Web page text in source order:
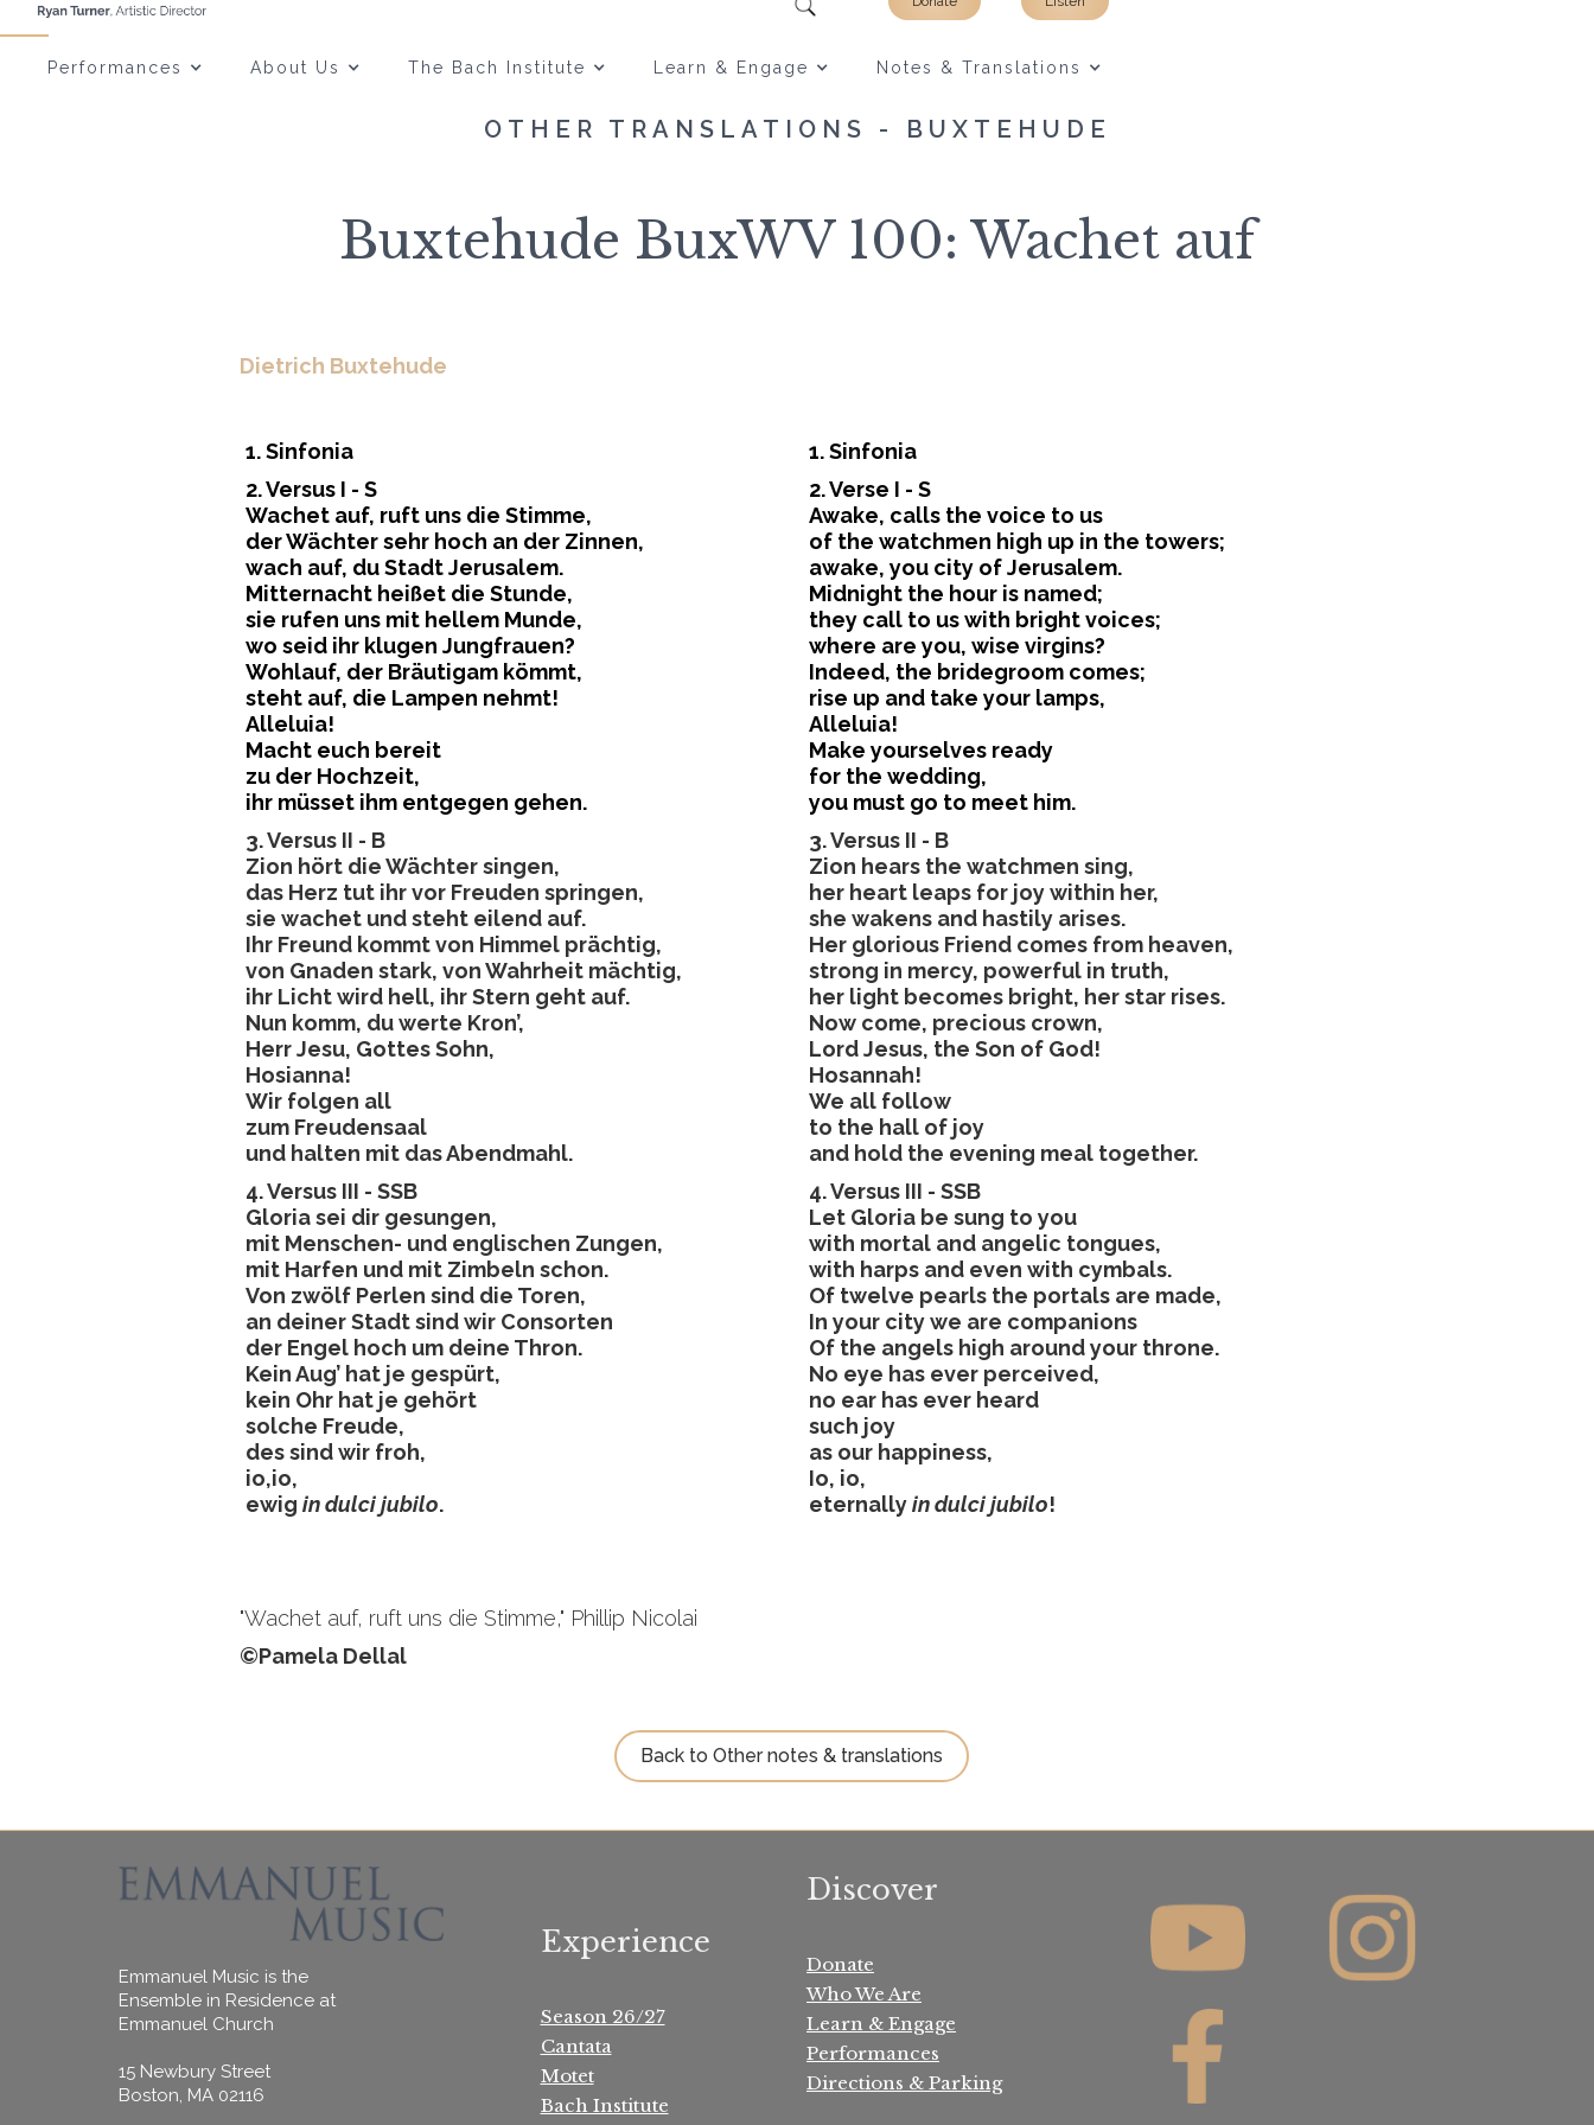
Performances About Us The Bach Institute Learn & Engage Notes & Translations
OTHER TRANSLATIONS - BUXTEHUDE
Buxtehude BuxWV 100: Wachet auf
Dietrich Buxtehude
1. Sinfonia
2. Versus I - S
Wachet auf, ruft uns die Stimme,
der Wächter sehr hoch an der Zinnen,
wach auf, du Stadt Jerusalem.
Mitternacht heißet die Stunde,
sie rufen uns mit hellem Munde,
wo seid ihr klugen Jungfrauen?
Wohlauf, der Bräutigam kömmt,
steht auf, die Lampen nehmt!
Alleluia!
Macht euch bereit
zu der Hochzeit,
ihr müsset ihm entgegen gehen.
1. Sinfonia
2. Verse I - S
Awake, calls the voice to us
of the watchmen high up in the towers;
awake, you city of Jerusalem.
Midnight the hour is named;
they call to us with bright voices;
where are you, wise virgins?
Indeed, the bridegroom comes;
rise up and take your lamps,
Alleluia!
Make yourselves ready
for the wedding,
you must go to meet him.
3. Versus II - B
Zion hört die Wächter singen,
das Herz tut ihr vor Freuden springen,
sie wachet und steht eilend auf.
Ihr Freund kommt von Himmel prächtig,
von Gnaden stark, von Wahrheit mächtig,
ihr Licht wird hell, ihr Stern geht auf.
Nun komm, du werte Kron’,
Herr Jesu, Gottes Sohn,
Hosianna!
Wir folgen all
zum Freudensaal
und halten mit das Abendmahl.
3. Versus II - B
Zion hears the watchmen sing,
her heart leaps for joy within her,
she wakens and hastily arises.
Her glorious Friend comes from heaven,
strong in mercy, powerful in truth,
her light becomes bright, her star rises.
Now come, precious crown,
Lord Jesus, the Son of God!
Hosannah!
We all follow
to the hall of joy
and hold the evening meal together.
4. Versus III - SSB
Gloria sei dir gesungen,
mit Menschen- und englischen Zungen,
mit Harfen und mit Zimbeln schon.
Von zwölf Perlen sind die Toren,
an deiner Stadt sind wir Consorten
der Engel hoch um deine Thron.
Kein Aug’ hat je gespürt,
kein Ohr hat je gehört
solche Freude,
des sind wir froh,
io,io,
ewig in dulci jubilo.
4. Versus III - SSB
Let Gloria be sung to you
with mortal and angelic tongues,
with harps and even with cymbals.
Of twelve pearls the portals are made,
In your city we are companions
Of the angels high around your throne.
No eye has ever perceived,
no ear has ever heard
such joy
as our happiness,
Io, io,
eternallyin dulci jubilo!
"Wachet auf, ruft uns die Stimme," Phillip Nicolai
©Pamela Dellal
Back to Other notes & translations
Emmanuel Music is the
Ensemble in Residence at
Emmanuel Church
15 Newbury Street
Boston, MA 02116
Experience
Season 26/27
Cantata
Motet
Bach Institute
Discover
Donate
Who We Are
Learn & Engage
Performances
Directions & Parking